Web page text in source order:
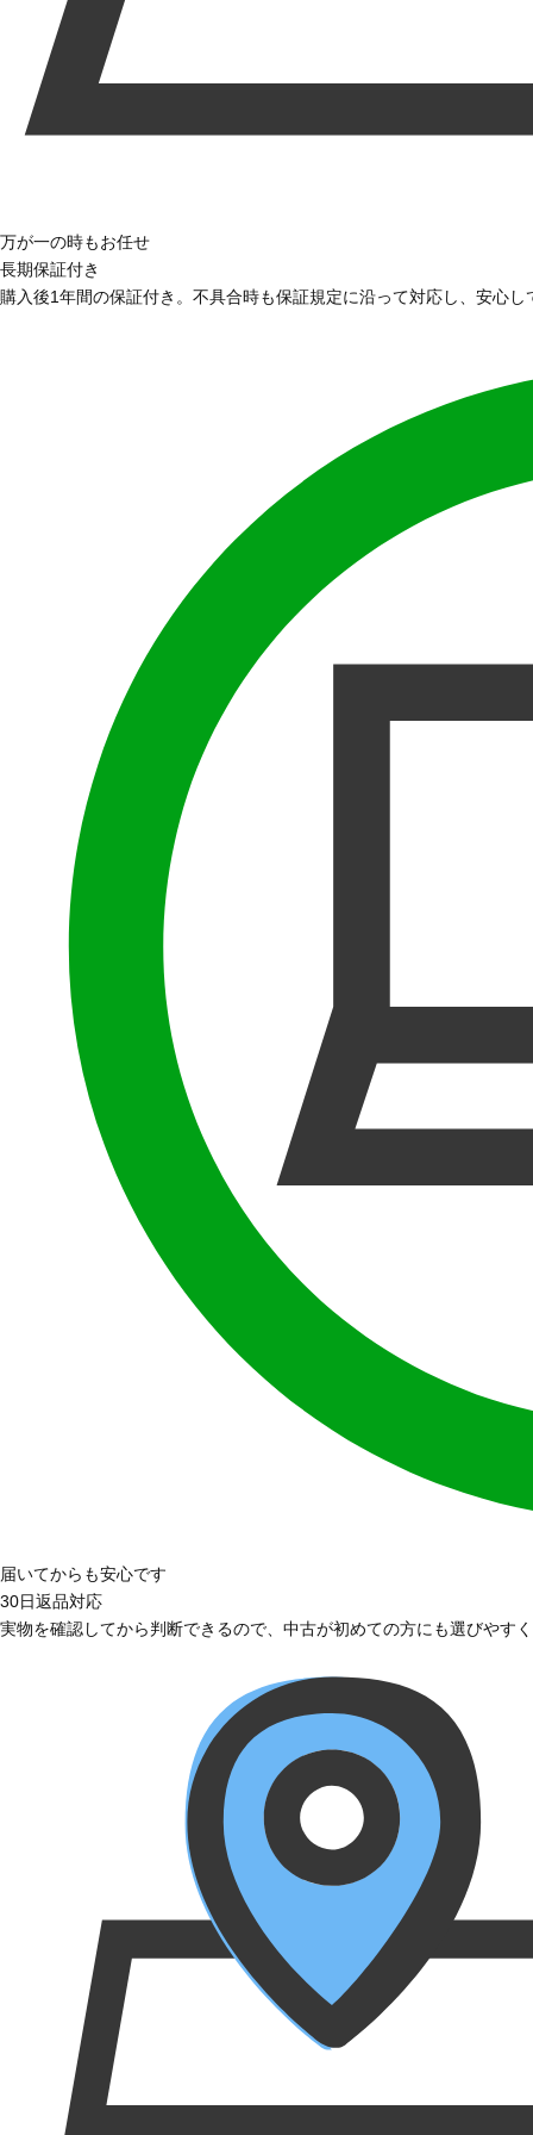
万が一の時もお任せ
長期保証付き
購入後1年間の保証付き。不具合時も保証規定に沿って対応し、安心
届いてからも安心です
30日返品対応
実物を確認してから判断できるので、中古が初めての方にも選びやす